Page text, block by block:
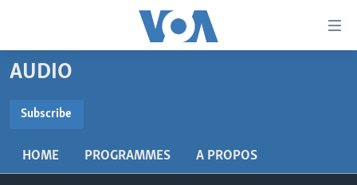
Menu
principal
navigation
principale
MALI KURA
RADIO
AUDIO
Subscribe
HOME PROGRAMMES A PROPOS